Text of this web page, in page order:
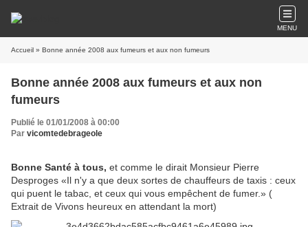
MENU
Accueil » Bonne année 2008 aux fumeurs et aux non fumeurs
Bonne année 2008 aux fumeurs et aux non
fumeurs
Publié le 01/01/2008 à 00:00
Par vicomtedebrageole
Bonne Santé à tous, et comme le dirait Monsieur Pierre
Desproges «Il n'y a que deux sortes de chauffeurs de taxis : ceux
qui puent le tabac, et ceux qui vous empêchent de fumer.» (
Extrait de Vivons heureux en attendant la mort)